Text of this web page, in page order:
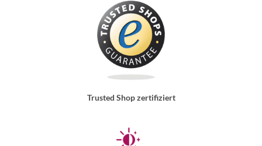
Trusted Shop zertifiziert